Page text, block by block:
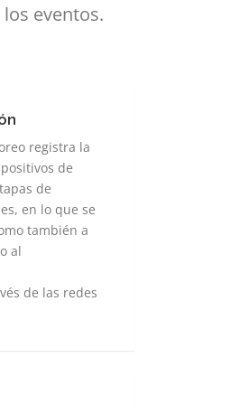
eventos.
registra la
de
de
en lo que se
también a
al
de las redes